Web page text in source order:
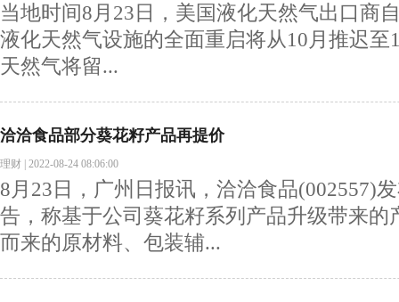
当地时间8月23日，美国液化天然气出口商
液化天然气设施的全面重启将从10月推迟至
天然气将留...
洽洽食品部分葵花籽产品再提价
理财 2022-08-24 08:06:00
8月23日，广州日报讯，洽洽食品(002557)
告，称基于公司葵花籽系列产品升级带来的
而来的原材料、包装辅...